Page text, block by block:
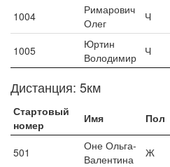
1004
Римарович
Олег
Ч
1005
Юртин
Володимир
Ч
Дистанция: 5км
Стартовый
номер
Имя Пол
501
Оне Ольга-
Валентина
Ж